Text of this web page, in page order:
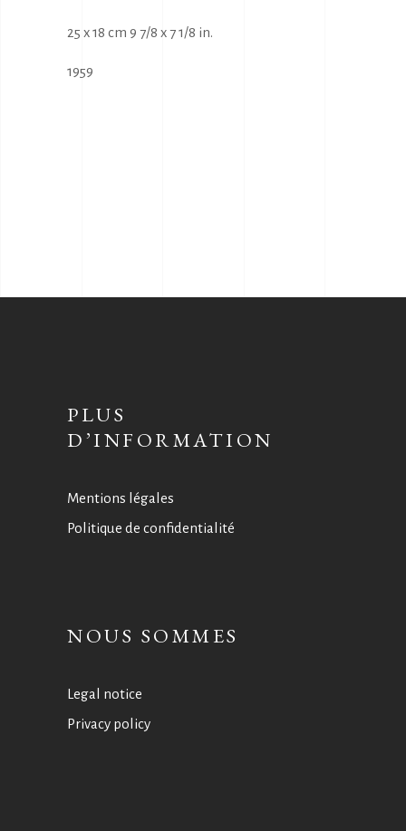
25 x 18 cm 9 7/8 x 7 1/8 in.
1959
PLUS
D’INFORMATION
Mentions légales
Politique de confidentialité
NOUS SOMMES
Legal notice
Privacy policy